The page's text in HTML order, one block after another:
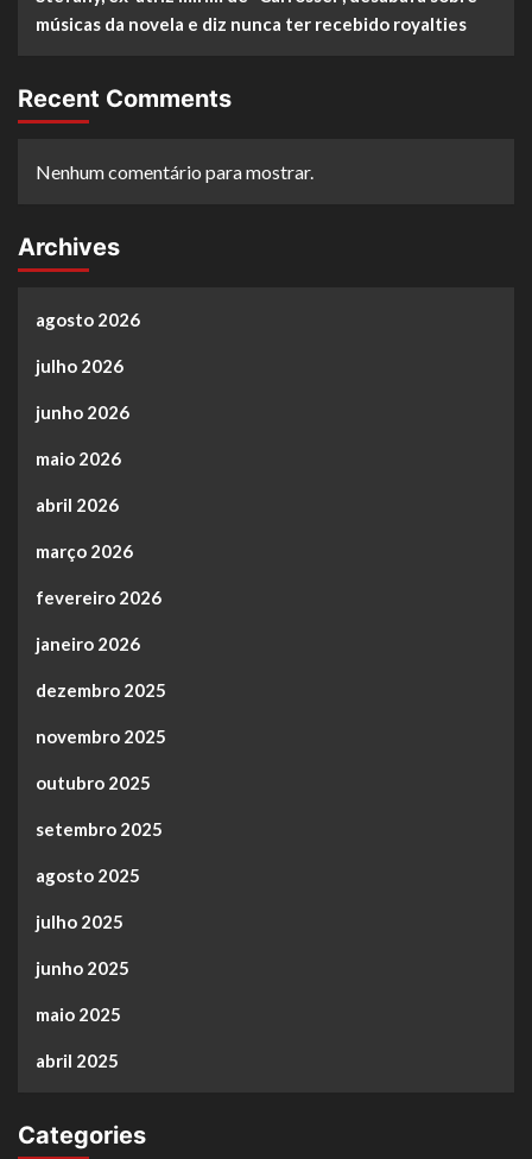
músicas da novela e diz nunca ter recebido royalties
Recent Comments
Nenhum comentário para mostrar.
Archives
agosto 2026
julho 2026
junho 2026
maio 2026
abril 2026
março 2026
fevereiro 2026
janeiro 2026
dezembro 2025
novembro 2025
outubro 2025
setembro 2025
agosto 2025
julho 2025
junho 2025
maio 2025
abril 2025
Categories